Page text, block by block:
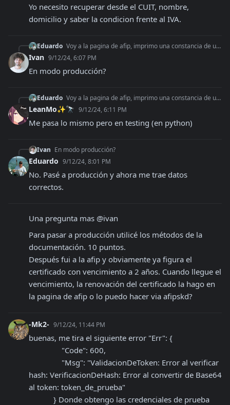
Yo necesito recuperar desde el CUIT, nombre,
domicilio y saber la condicion frente al IVA.
Eduardo Voy a la pagina de afip, imprimo una constancia de un cuit que es responsable inscripto y el metodo $taxpayer_details = $afip->RegisterInscriptionProof->GetTa
Ivan 9/12/24, 6:07 PM
En modo producción?
Eduardo Voy a la pagina de afip, imprimo una constancia de un cuit que es responsable inscripto y el metodo $taxpayer_details = $afip->RegisterInscriptionProof->GetTa
LeanMo✨🔭 9/12/24, 6:11 PM
Me pasa lo mismo pero en testing (en python)
Ivan En modo producción?
Eduardo 9/12/24, 8:01 PM
No. Pasé a producción y ahora me trae datos
correctos.
Una pregunta mas @ivan
Para pasar a producción utilicé los métodos de la
documentación. 10 puntos.
Después fui a la afip y obviamente ya figura el
certificado con vencimiento a 2 años. Cuando llegue el
vencimiento, la renovación del certificado la hago en
la pagina de afip o lo puedo hacer via afipskd?
-Mk2- 9/12/24, 11:44 PM
buenas, me tira el siguiente error "Err": {
hash: VerificacionDeHash: Error al convertir de Base64
al token: token_de_prueba"